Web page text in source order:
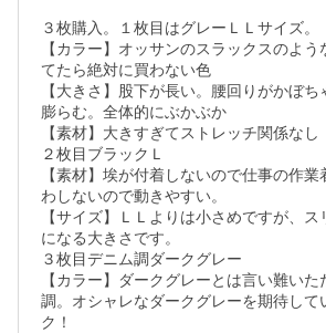
３枚購入。１枚目はグレーＬＬサイズ。
【カラー】オッサンのスラックスのよ
てたら絶対に買わない色
【大きさ】股下が長い。腰回りがかぼち
膨らむ。全体的にぶかぶか
【素材】大きすぎてストレッチ関係なし
２枚目ブラックＬ
【素材】埃が付着しないので仕事の作
わしないので動きやすい。
【サイズ】ＬＬよりは小さめですが、
になる大きさです。
３枚目デニム調ダークグレー
【カラー】ダークグレーとは言い難いた
調。オシャレなダークグレーを期待して
ク！